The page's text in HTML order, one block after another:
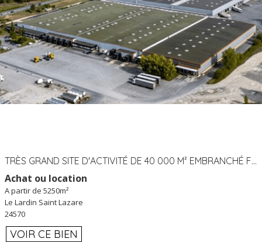
TRÈS GRAND SITE D'ACTIVITÉ DE 40 000 M² EMBRANCHÉ FER AU LARDIN SAINT LAZARE (24) PROCHE A89 À LOUER
Achat ou location
A partir de 5250m²
Le Lardin Saint Lazare
24570
VOIR CE BIEN